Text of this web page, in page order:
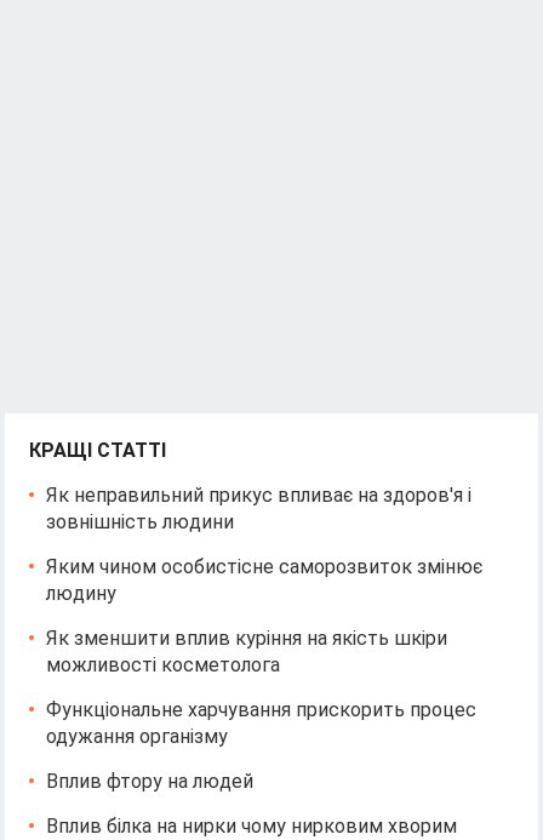
КРАЩІ СТАТТІ
Як неправильний прикус впливає на здоров'я і
зовнішність людини
Яким чином особистісне саморозвиток змінює
людину
Як зменшити вплив куріння на якість шкіри
можливості косметолога
Функціональне харчування прискорить процес
одужання організму
Вплив фтору на людей
Вплив білка на нирки чому нирковим хворим